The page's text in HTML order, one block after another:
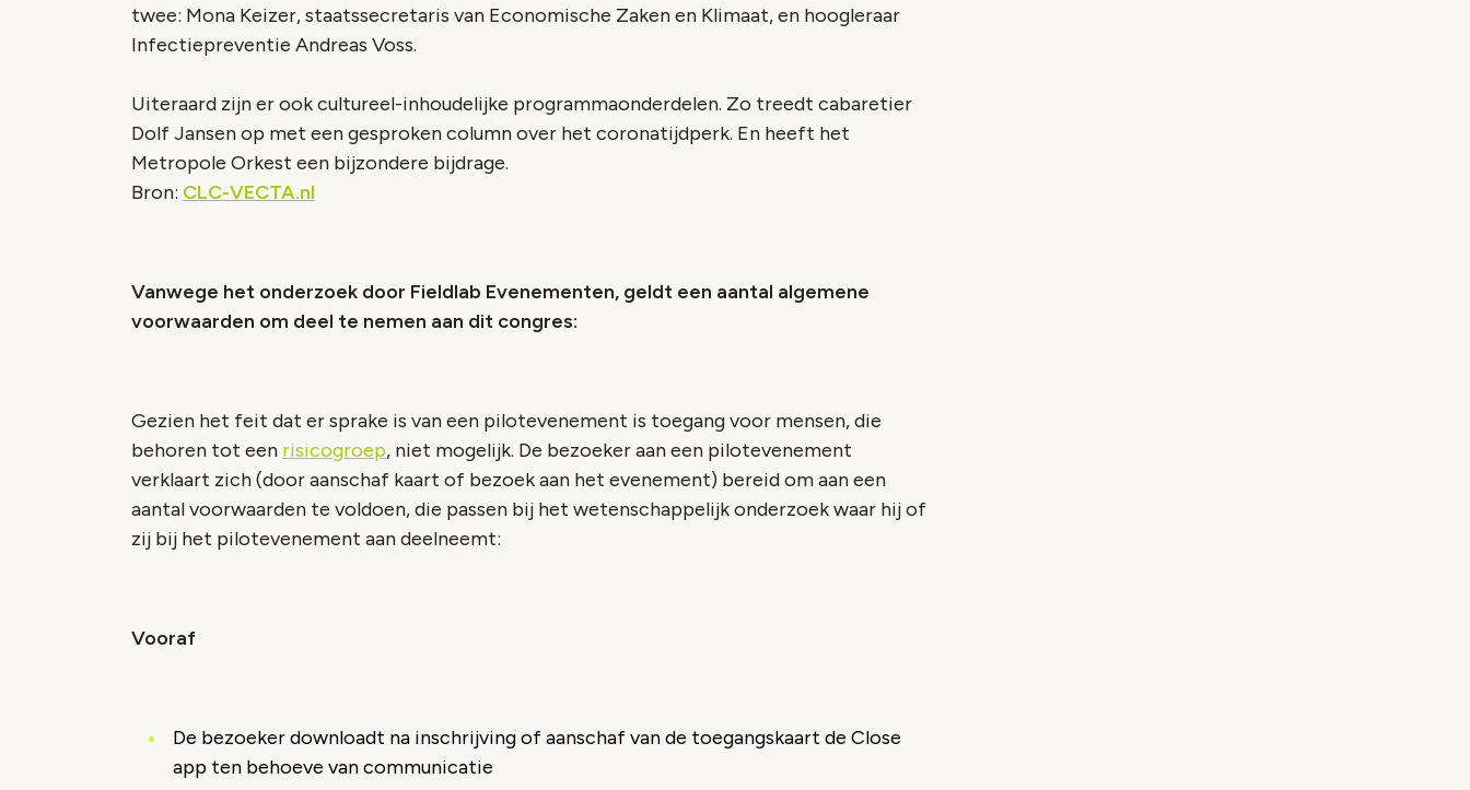
twee: Mona Keizer, staatssecretaris van Economische Zaken en Klimaat, en hoogleraar
Infectiepreventie Andreas Voss.
Uiteraard zijn er ook cultureel-inhoudelijke programmaonderdelen. Zo treedt cabaretier
Dolf Jansen op met een gesproken column over het coronatijdperk. En heeft het
Metropole Orkest een bijzondere bijdrage.
Bron: CLC-VECTA.nl
Vanwege het onderzoek door Fieldlab Evenementen, geldt een aantal algemene
voorwaarden om deel te nemen aan dit congres:
Gezien het feit dat er sprake is van een pilotevenement is toegang voor mensen, die
behoren tot een risicogroep, niet mogelijk. De bezoeker aan een pilotevenement
verklaart zich (door aanschaf kaart of bezoek aan het evenement) bereid om aan een
aantal voorwaarden te voldoen, die passen bij het wetenschappelijk onderzoek waar hij of
zij bij het pilotevenement aan deelneemt:
Vooraf
De bezoeker downloadt na inschrijving of aanschaf van de toegangskaart de Close
app ten behoeve van communicatie